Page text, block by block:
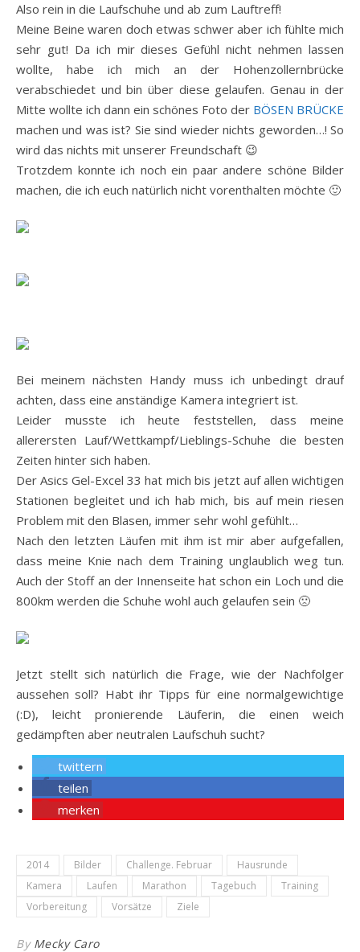
Also rein in die Laufschuhe und ab zum Lauftreff!
Meine Beine waren doch etwas schwer aber ich fühlte mich
sehr gut! Da ich mir dieses Gefühl nicht nehmen lassen
wollte, habe ich mich an der Hohenzollernbrücke
verabschiedet und bin über diese gelaufen. Genau in der
Mitte wollte ich dann ein schönes Foto der BÖSEN BRÜCKE
machen und was ist? Sie sind wieder nichts geworden…! So
wird das nichts mit unserer Freundschaft 😉
Trotzdem konnte ich noch ein paar andere schöne Bilder
machen, die ich euch natürlich nicht vorenthalten möchte 🙂
Bei meinem nächsten Handy muss ich unbedingt drauf
achten, dass eine anständige Kamera integriert ist.
Leider musste ich heute feststellen, dass meine
allerersten Lauf/Wettkampf/Lieblings-Schuhe die besten
Zeiten hinter sich haben.
Der Asics Gel-Excel 33 hat mich bis jetzt auf allen wichtigen
Stationen begleitet und ich hab mich, bis auf mein riesen
Problem mit den Blasen, immer sehr wohl gefühlt…
Nach den letzten Läufen mit ihm ist mir aber aufgefallen,
dass meine Knie nach dem Training unglaublich weg tun.
Auch der Stoff an der Innenseite hat schon ein Loch und die
800km werden die Schuhe wohl auch gelaufen sein 🙁
Jetzt stellt sich natürlich die Frage, wie der Nachfolger
aussehen soll? Habt ihr Tipps für eine normalgewichtige
(:D), leicht pronierende Läuferin, die einen weich
gedämpften aber neutralen Laufschuh sucht?
twittern
teilen
merken
2014 Bilder Challenge. Februar
Hausrunde
Kamera
Laufen Marathon Tagebuch
Training
Vorbereitung
Vorsätze Ziele
By Mecky Caro